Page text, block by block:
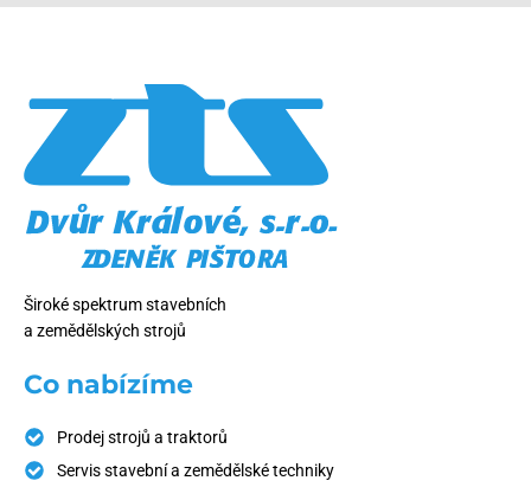
Široké spektrum stavebních
a zemědělských strojů
Co nabízíme
Prodej strojů a traktorů
Servis stavební a zemědělské techniky